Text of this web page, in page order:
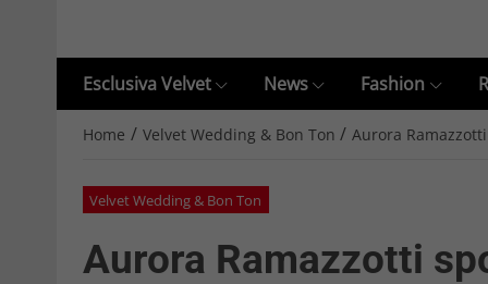
Esclusiva Velvet News Fashion
Home / Velvet Wedding & Bon Ton / Aurora
Velvet Wedding & Bon Ton
Aurora Ramazzotti